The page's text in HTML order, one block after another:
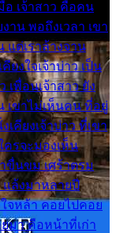
อ เจ้าสาว คือคน
าน พอถึงเวลา เขา
แต่เราล้างจาน
ยงใจเจ้าบ่าว เป็น
เพื่อนเจ้าสาว ยัง
เขาไม่เห็นคน ที่อยู่
เคียงเจ้าบ่าว ที่เขา
ครจะมองเห็น
ขื่นขม เศร้าตรม
แล้งมาหลายปี
จหล้า คอยไปคอย
มา คือหน้าที่เก่า